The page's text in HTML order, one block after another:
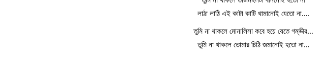
লাঠা লাঠি এই কাটা কাটি থামানোই যেতো না….
তুমি না থাকলে মোনালিসা কবে হয়ে যেতে গম্ভীর…
তুমি না থাকলে তোমার চিঠি জমানোই হতো না…